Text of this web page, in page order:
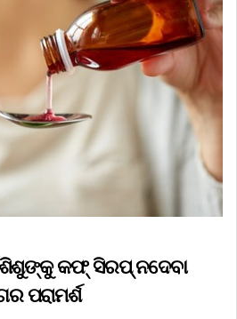
କଫ୍‌ ସିରପ୍‌ ନଦେବା
ପରାମର୍ଶ